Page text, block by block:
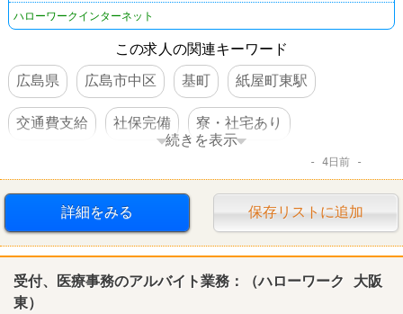
ハローワークインターネット
この求人の関連キーワード
広島県
広島市中区 基町 紙屋町東駅
交通費支給 社保完備 寮・社宅あり
続きを表示
4日前
詳細をみる 保存リストに追加
受付、医療事務のアルバイト業務：（ハローワーク
大阪
東）